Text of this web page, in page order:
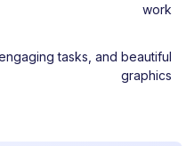
work
tasks, and beautiful
graphics